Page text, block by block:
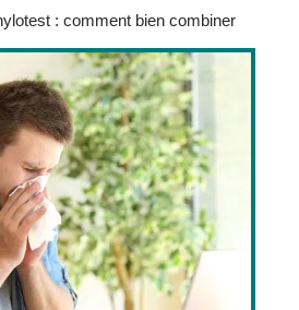
: comment bien combiner